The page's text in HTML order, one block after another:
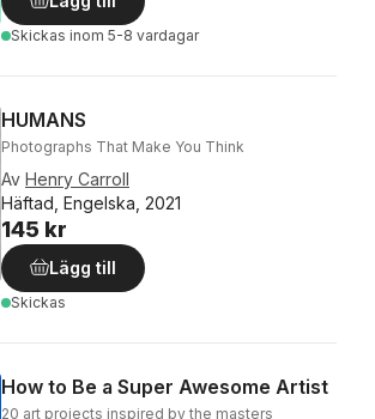
Skickas inom 5-8 vardagar
HUMANS
Photographs That Make You Think
Av Henry Carroll
Häftad, Engelska, 2021
145 kr
Lägg till
Skickas
How to Be a Super Awesome Artist
20 art projects inspired by the masters